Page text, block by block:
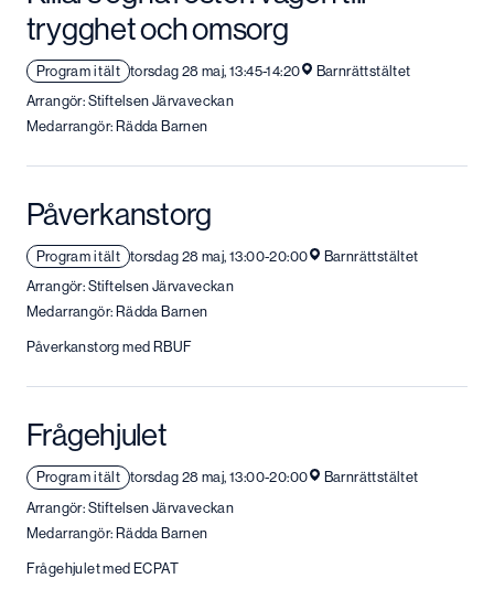
trygghet och omsorg
Program i tält torsdag 28 maj, 13:45-14:20
Barnrättstältet
Arrangör: Stiftelsen Järvaveckan
Medarrangör: Rädda Barnen
Påverkanstorg
Program i tält torsdag 28 maj, 13:00-20:00
Barnrättstältet
Arrangör: Stiftelsen Järvaveckan
Medarrangör: Rädda Barnen
Påverkanstorg med RBUF
Frågehjulet
Program i tält torsdag 28 maj, 13:00-20:00
Barnrättstältet
Arrangör: Stiftelsen Järvaveckan
Medarrangör: Rädda Barnen
Frågehjulet med ECPAT